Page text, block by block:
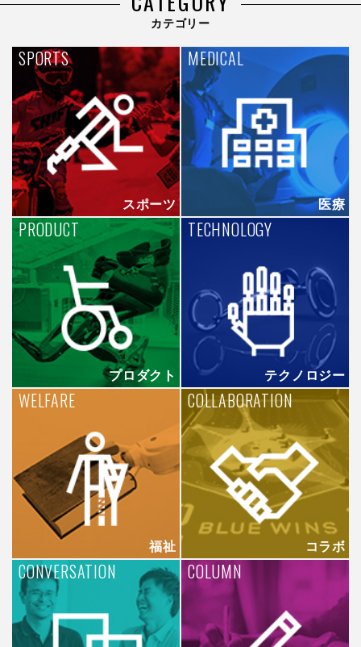
カテゴリー
スポーツ
SPORTS
医療
MEDICAL
プロダクト
PRODUCT
テクノロジー
TECHNOLOGY
福祉
WELFARE
コラボ
COLLABORATION
CONVERSATION COLUMN